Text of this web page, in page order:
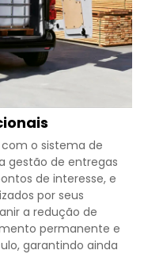
o sistema de
gestão de entregas
de interesse, e
por seus
a redução de
permanente e
garantindo ainda